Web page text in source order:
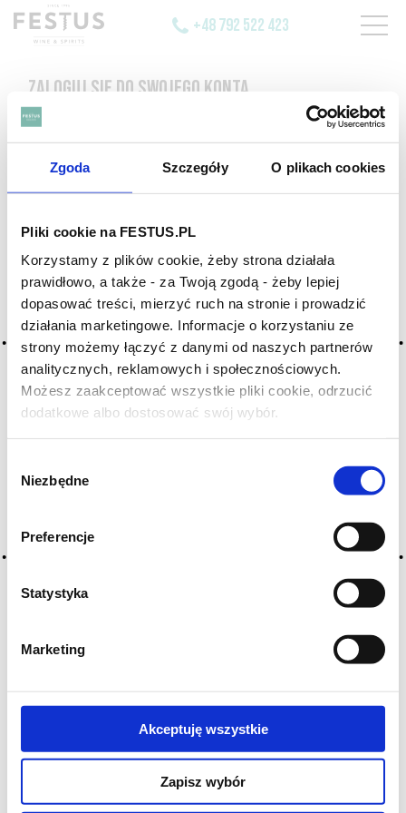
Zgoda Szczegóły O plikach cookies
Pliki cookie na FESTUS.PL
Korzystamy z plików cookie, żeby strona działała
prawidłowo, a także - za Twoją zgodą - żeby lepiej
dopasować treści, mierzyć ruch na stronie i prowadzić
działania marketingowe. Informacje o korzystaniu ze
strony możemy łączyć z danymi od naszych partnerów
analitycznych, reklamowych i społecznościowych.
Możesz zaakceptować wszystkie pliki cookie, odrzucić
dodatkowe albo dostosować swój wybór.
zgody
Niezbędne
Preferencje
Statystyka
Marketing
Akceptuję wszystkie
Zapisz wybór
Czy masz ukończone 18 lat?
+48 792 522 423
ZALOGUJ SIĘ DO SWOJEGO KONTA
E-mail
POKAŻ
Nie pamiętasz hasła?
ZALOGUJ SIĘ
Gdzie nie ma wina, tam nie ma miłości
Eurypides